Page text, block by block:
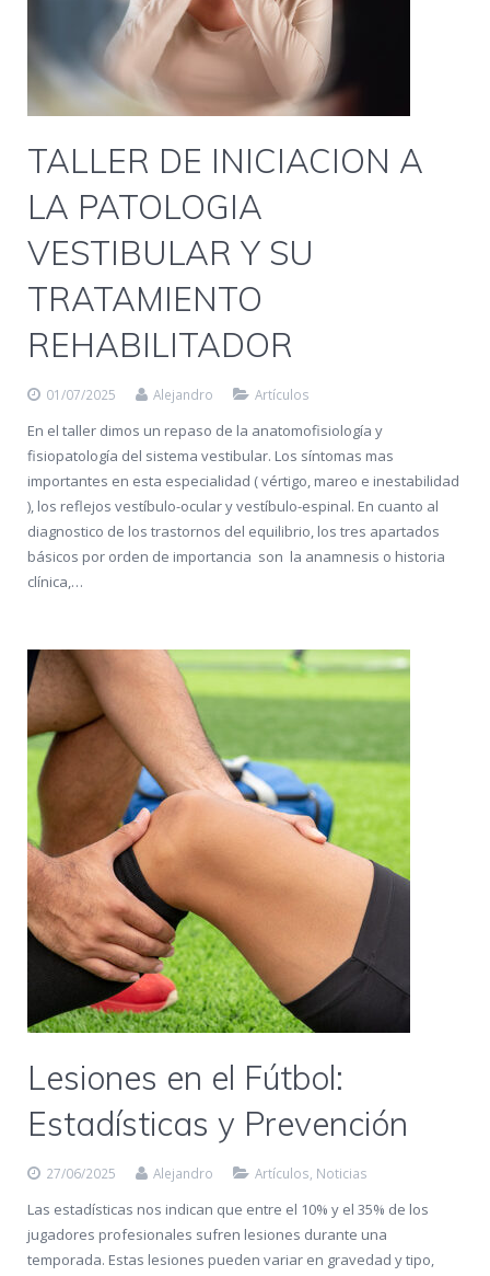
TALLER DE INICIACION A
LA PATOLOGIA
VESTIBULAR Y SU
TRATAMIENTO
REHABILITADOR
01/07/2025 Alejandro Artículos
En el taller dimos un repaso de la anatomofisiología y
fisiopatología del sistema vestibular. Los síntomas mas
importantes en esta especialidad ( vértigo, mareo e inestabilidad
), los reflejos vestíbulo-ocular y vestíbulo-espinal. En cuanto al
diagnostico de los trastornos del equilibrio, los tres apartados
básicos por orden de importancia son la anamnesis o historia
clínica,…
Lesiones en el Fútbol:
Estadísticas y Prevención
27/06/2025 Alejandro Artículos Noticias
Las estadísticas nos indican que entre el 10% y el 35% de los
jugadores profesionales sufren lesiones durante una
temporada. Estas lesiones pueden variar en gravedad y tipo,